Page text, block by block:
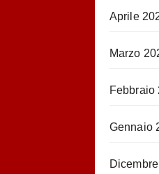
Aprile
Marzo
Febbraio
Gennaio